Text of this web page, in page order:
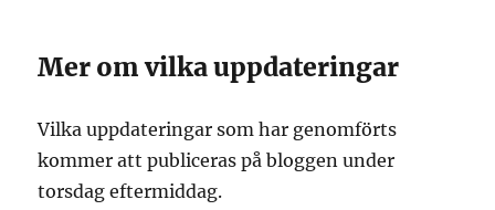
Mer om vilka uppdateringar
Vilka uppdateringar som har genomförts
kommer att publiceras på bloggen under
torsdag eftermiddag.